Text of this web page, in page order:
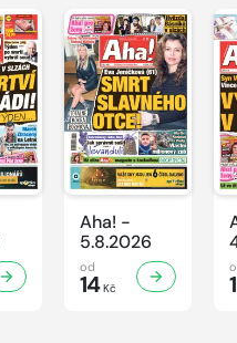
Aha! -
5.8.2026
od
14Kč